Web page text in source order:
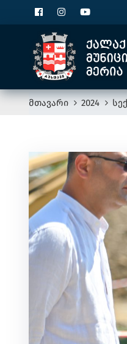
მთავარი 2024